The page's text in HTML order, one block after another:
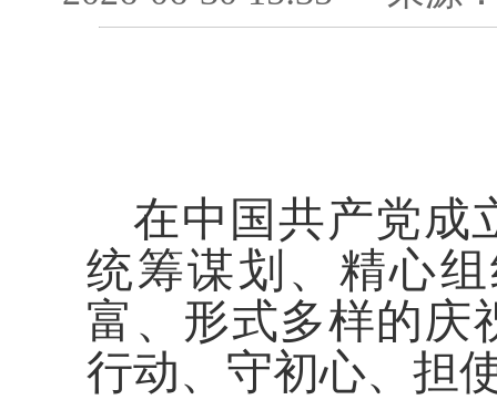
在中国共产党成
统筹谋划、精心
富、形式多样的庆
行动、守初心、担